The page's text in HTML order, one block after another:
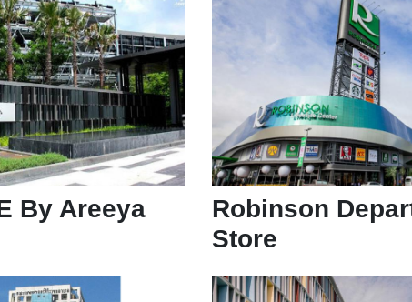
By Areeya
Robinson
Store